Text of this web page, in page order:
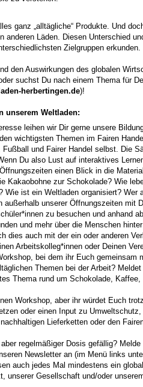
ganz „alltägliche“ Produkte. Und
anderen Läden. Diesen Unterschied
Zielgruppen erkunden.
den Auswirkungen des globalen
suchst Du nach einem Thema für
herbertingen.de)!
unserem Weltladen:
leihen wir Dir gerne unsere
wichtigsten Themen im Fairen
und Fairer Handel selbst. Die
Du also Lust auf interaktives
einen Blick in die
Kakaobohne zur Schokolade? Wie
Wie ist ein Weltladen organisiert? Wer
außerhalb unserer Öffnungszeiten mit
zu besuchen und anhand
und mehr über die Menschen
dies auch mit der ein oder anderen
Arbeitskolleg*innen oder Deinen
bei dem ihr Euch gemeinsam
Themen bei der Arbeit?
Thema rund um Schokolade,
Workshop, aber ihr würdet Euch
oder einen Input zu
Lieferketten oder den
regelmäßiger Dosis gefällig?
Newsletter an (im Menü links
auch jedes Mal mindestens ein
unserer Gesellschaft und/oder